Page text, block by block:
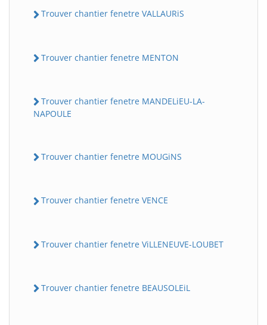
Trouver chantier fenetre VALLAURiS
Trouver chantier fenetre MENTON
Trouver chantier fenetre MANDELiEU-LA-
NAPOULE
Trouver chantier fenetre MOUGiNS
Trouver chantier fenetre VENCE
Trouver chantier fenetre ViLLENEUVE-LOUBET
Trouver chantier fenetre BEAUSOLEiL